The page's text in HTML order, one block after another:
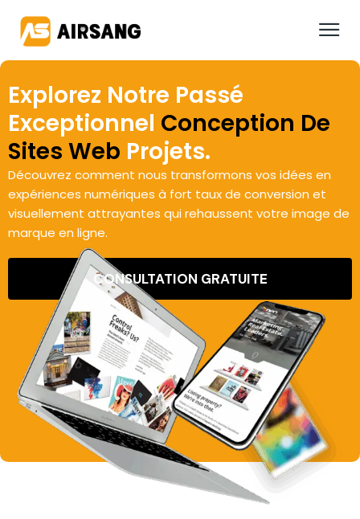
Explorez Notre Passé
Exceptionnel Conception De
Sites Web Projets.
Découvrez comment nous transformons vos idées en
expériences numériques à fort taux de conversion et
visuellement attrayantes qui rehaussent votre image de
marque en ligne.
CONSULTATION GRATUITE